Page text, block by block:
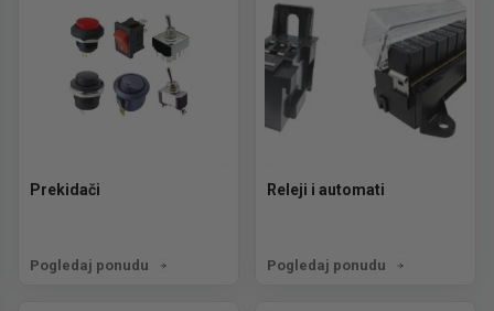
Prekidači
Pogledaj ponudu
Releji i automati
Pogledaj ponudu